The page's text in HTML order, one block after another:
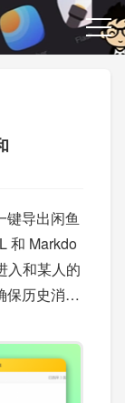
键导出闲鱼
和 Markdo
入和某人的
保历史消息